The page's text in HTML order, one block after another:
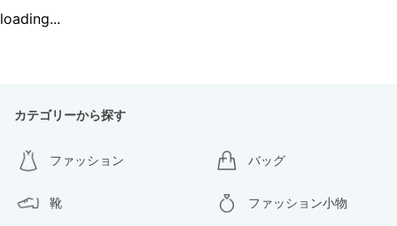
loading...
カテゴリーから探す
ファッション バッグ
靴 ファッション小物